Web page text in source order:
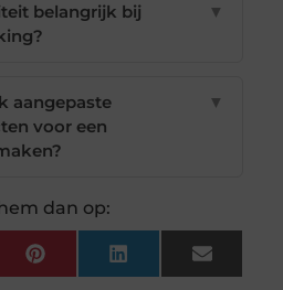
belangrijk bij
▼
aangepaste
voor een
▼
dan op:
Pinterest LinkedIn Email